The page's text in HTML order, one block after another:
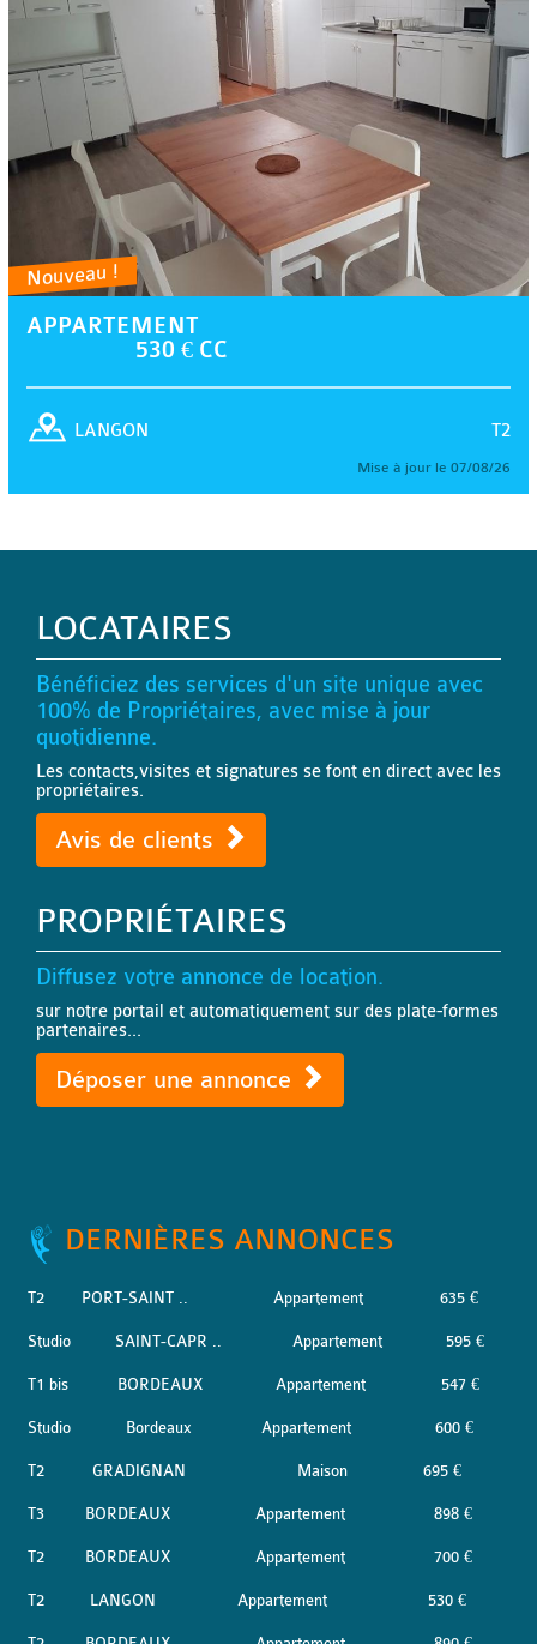
Nouveau !
APPARTEMENT
530 € CC
T2
LANGON
Mise à jour le 07/08/26
LOCATAIRES
Bénéficiez des services d'un site unique avec
100% de Propriétaires, avec mise à jour
quotidienne.
Les contacts,visites et signatures se font en direct avec les
propriétaires.
Avis de clients
PROPRIÉTAIRES
Diffusez votre annonce de location.
sur notre portail et automatiquement sur des plate-formes
partenaires...
Déposer une annonce
DERNIÈRES ANNONCES
T2 PORT-SAINT .. Appartement 635 €
Studio SAINT-CAPR .. Appartement 595 €
T1 bis BORDEAUX Appartement 547 €
Studio Bordeaux Appartement 600 €
T2 GRADIGNAN Maison 695 €
T3 BORDEAUX Appartement 898 €
T2 BORDEAUX Appartement 700 €
T2 LANGON Appartement 530 €